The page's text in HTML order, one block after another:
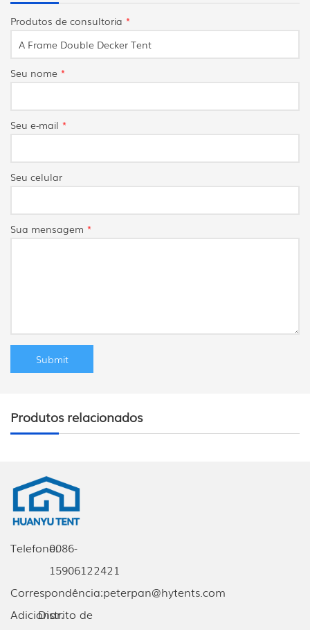
Produtos de consultoria *
Seu nome *
Seu e-mail *
Seu celular
Sua mensagem *
Produtos relacionados
Adicionar:Distrito de
Telefone:0086-
15906122421
Correspondência:peterpan@hytents.com